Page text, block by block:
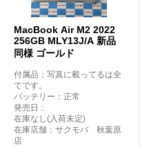
MacBook Air M2 2022
256GB MLY13J/A 新品
同様 ゴールド
付属品：写真に載ってるは全
てです。
バッテリー：正常
発売日：
在庫なし(入荷未定)
在庫店舗：サクモバ 秋葉原
店